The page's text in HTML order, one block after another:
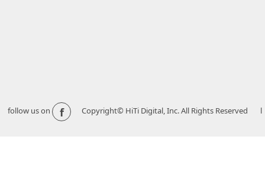
follow us on f Copyright© HiTi Digital, Inc. All Rights Reserved l